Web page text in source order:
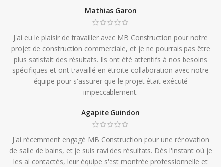
Mathias Garon
J'ai eu le plaisir de travailler avec MB Construction pour notre
projet de construction commerciale, et je ne pourrais pas être
plus satisfait des résultats. Ils ont été attentifs à nos besoins
spécifiques et ont travaillé en étroite collaboration avec notre
équipe pour s'assurer que le projet était exécuté
impeccablement.
Agapite Guindon
J'ai récemment engagé MB Construction pour une rénovation
de salle de bains, et je suis ravi des résultats. Dès l'instant où je
les ai contactés, leur équipe s'est montrée professionnelle et